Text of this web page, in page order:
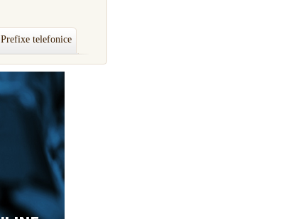
Prefixe telefonice